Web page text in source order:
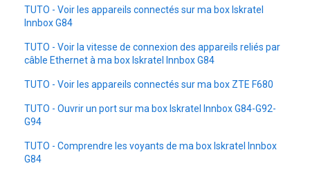
TUTO - Voir les appareils connectés sur ma box Iskratel
Innbox G84
TUTO - Voir la vitesse de connexion des appareils reliés par
câble Ethernet à ma box Iskratel Innbox G84
TUTO - Voir les appareils connectés sur ma box ZTE F680
TUTO - Ouvrir un port sur ma box Iskratel Innbox G84-G92-
G94
TUTO - Comprendre les voyants de ma box Iskratel Innbox
G84